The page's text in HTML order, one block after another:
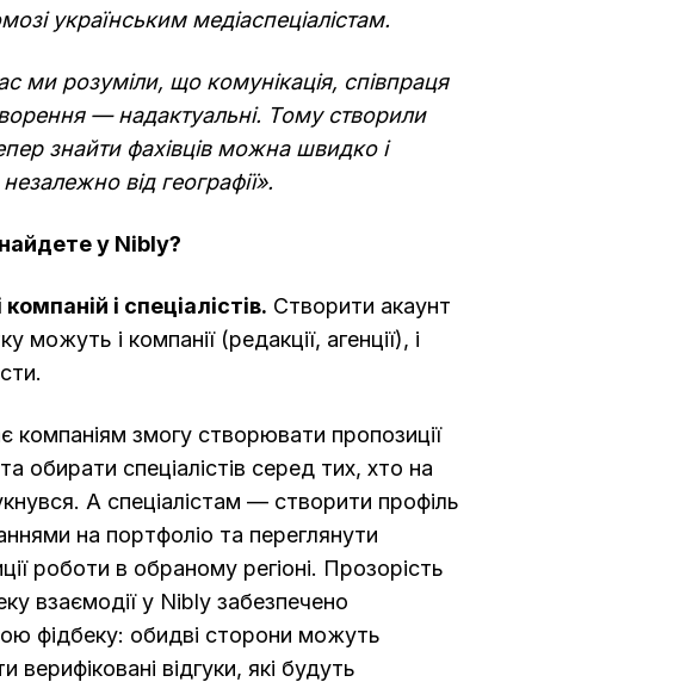
українським медіаспеціалістам.
ми розуміли, що комунікація, співпраця
— надактуальні. Тому створили
знайти фахівців можна швидко і
від географії».
у Nibly?
і спеціалістів. Створити акаунт
можуть і компанії (редакції, агенції), і
компаніям змогу створювати пропозиції
обирати спеціалістів серед тих, хто на
А спеціалістам — створити профіль
на портфоліо та переглянути
роботи в обраному регіоні. Прозорість
взаємодії у Nibly забезпечено
фідбеку: обидві сторони можуть
верифіковані відгуки, які будуть